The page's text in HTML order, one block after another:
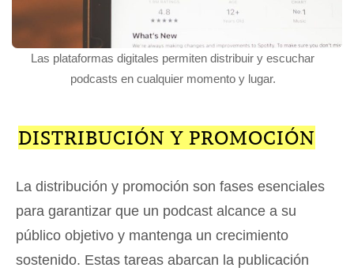
Las plataformas digitales permiten distribuir y escuchar
podcasts en cualquier momento y lugar.
DISTRIBUCIÓN Y PROMOCIÓN
La distribución y promoción son fases esenciales
para garantizar que un podcast alcance a su
público objetivo y mantenga un crecimiento
sostenido. Estas tareas abarcan la publicación